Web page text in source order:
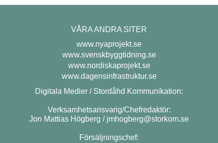
VÅRA ANDRA SITER
www.nyaprojekt.se
www.svenskbyggtidning.se
www.nordiskaprojekt.se
www.dagensinfrastruktur.se
Digitala Medier / Stordåhd Kommunikation:
Verksamhetsansvarig/Chefredaktör:
Jon Mattias Högberg / jmhogberg@storkom.se
Försäljningschef: